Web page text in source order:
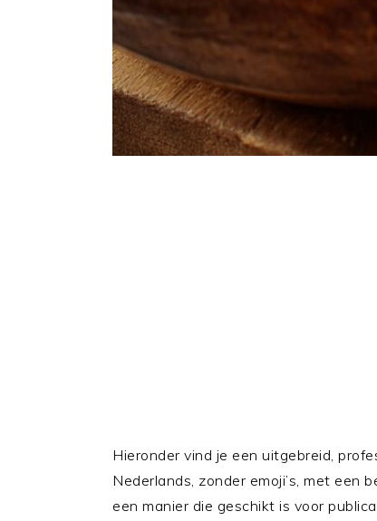
Hieronder vind je een uitgebreid,
Nederlands, zonder emoji’s, met een
een manier die geschikt is voor